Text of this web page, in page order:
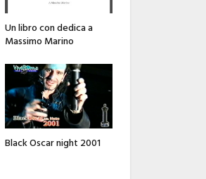
Un libro con dedica a
Massimo Marino
Black Oscar night 2001